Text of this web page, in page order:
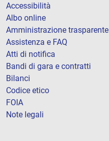
Accessibilità
Albo online
Amministrazione trasparente
Assistenza e FAQ
Atti di notifica
Bandi di gara e contratti
Bilanci
Codice etico
FOIA
Note legali